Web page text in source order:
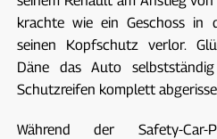
krachte wie ein Geschoss in
seinen Kopfschutz verlor.
Däne das Auto
Schutzreifen komplett
Während der Safety-